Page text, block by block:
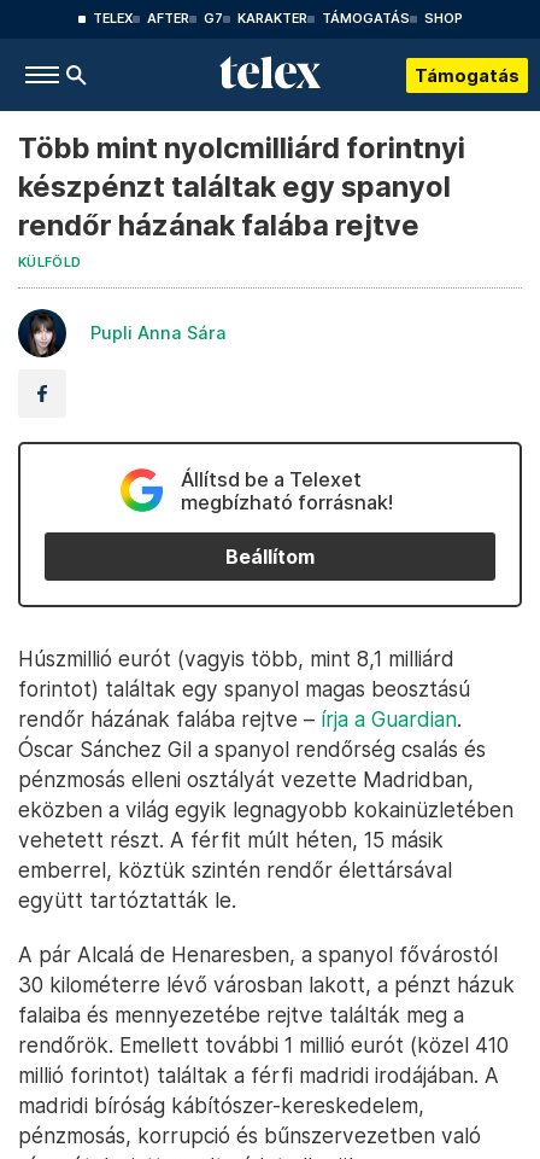
TELEX AFTER G7 KARAKTER TÁMOGATÁS SHOP
Támogatás
Több mint nyolcmilliárd forintnyi
készpénzt találtak egy spanyol
rendőr házának falába rejtve
KÜLFÖLD
Pupli Anna Sára
Állítsd be a Telexet
megbízható forrásnak!
Beállítom
Húszmillió eurót (vagyis több, mint 8,1 milliárd
forintot) találtak egy spanyol magas beosztású
rendőr házának falába rejtve – írja a Guardian.
Óscar Sánchez Gil a spanyol rendőrség csalás és
pénzmosás elleni osztályát vezette Madridban,
eközben a világ egyik legnagyobb kokainüzletében
vehetett részt. A férfit múlt héten, 15 másik
emberrel, köztük szintén rendőr élettársával
együtt tartóztatták le.
A pár Alcalá de Henaresben, a spanyol fővárostól
30 kilométerre lévő városban lakott, a pénzt házuk
falaiba és mennyezetébe rejtve találták meg a
rendőrök. Emellett további 1 millió eurót (közel 410
millió forintot) találtak a férfi madridi irodájában. A
madridi bíróság kábítószer-kereskedelem,
pénzmosás, korrupció és bűnszervezetben való